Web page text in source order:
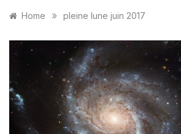
Home » pleine lune juin 2017